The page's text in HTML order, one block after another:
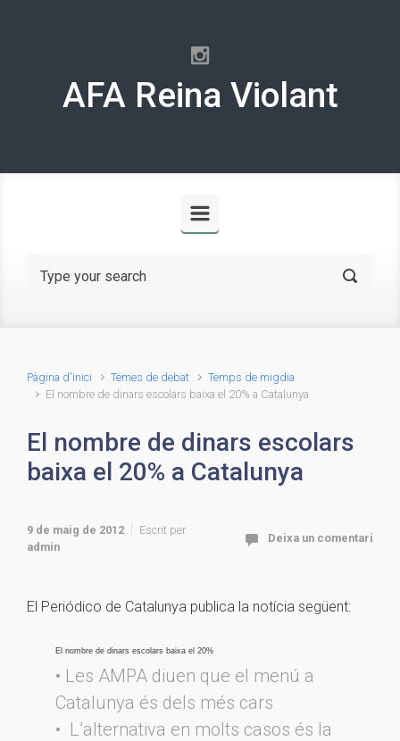
AFA Reina Violant
Pàgina d'inici Temes de debat
Temps de migdia
El nombre de dinars escolars baixa el 20% a Catalunya
El nombre de dinars escolars
baixa el 20% a Catalunya
9 de maig de 2012
Escrit per
admin
Deixa un comentari
El Periódico de Catalunya publica la notícia següent:
El nombre de dinars escolars baixa el 20%
• Les AMPA diuen que el menú a
Catalunya és dels més cars
• L’alternativa en molts casos és la